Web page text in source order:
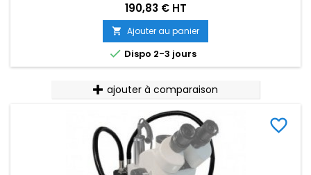
190,83 € HT
 Ajouter au panier
 Dispo 2-3 jours
ajouter à comparaison
favorite_border